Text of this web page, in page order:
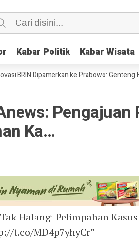
Kabar Politik Kabar Wisata
Kabar Politik Kabar Wisata
Dipamerkan ke Prabowo: Genteng Hingga
Pengajuan
Ka…
Halangi Pelimpahan Kasus
t.co/MD4p7yhyCr”